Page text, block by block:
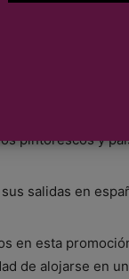
fluviales de
el Danubio y el
pintorescos y
en esta
de alojarse en